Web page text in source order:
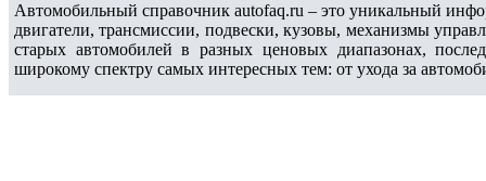
Автомобильный справочник autofaq.ru – это уникальный
двигатели, трансмиссии, подвески, кузовы, механизмы
старых автомобилей в разных ценовых диапазонах,
широкому спектру самых интересных тем: от ухода за